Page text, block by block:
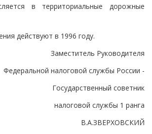
в территориальные дорожные
действуют в 1996 году.
Заместитель Руководителя
Федеральной налоговой службы России -
Государственный советник
налоговой службы 1 ранга
В.А.ЗВЕРХОВСКИЙ